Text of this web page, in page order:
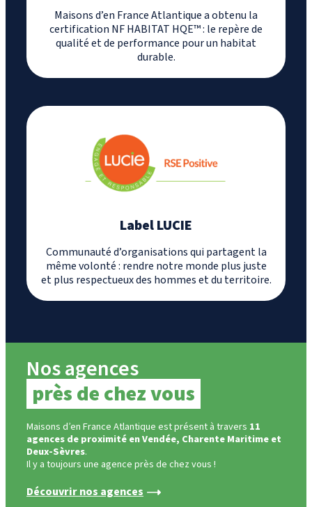
Maisons d’en France Atlantique a obtenu la
certification NF HABITAT HQE™ : le repère de
qualité et de performance pour un habitat
durable.
Label LUCIE
Communauté d’organisations qui partagent la
même volonté : rendre notre monde plus juste
et plus respectueux des hommes et du territoire.
Nos agences
près de chez vous
Maisons d’en France Atlantique est présent à travers 11
agences de proximité en Vendée, Charente Maritime et
Deux-Sèvres.
Il y a toujours une agence près de chez vous !
Découvrir nos agences